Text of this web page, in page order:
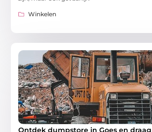
Winkelen
Ontdek dumpstore in Goes en